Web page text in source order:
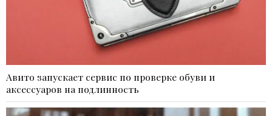
Авито запускает сервис по проверке обуви и
аксессуаров на подлинность